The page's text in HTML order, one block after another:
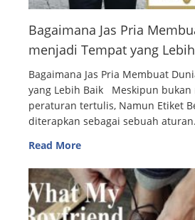
Bagaimana Jas Pria
menjadi Tempat yang
Bagaimana Jas Pria Membuat
yang Lebih Baik Meskipun bukan
peraturan tertulis, Namun Etiket
diterapkan sebagai sebuah
Read More